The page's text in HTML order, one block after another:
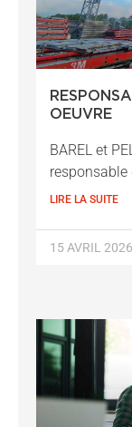
OEUVRE
BAREL et
responsable
LIRE LA SUITE
15 AVRIL 2026